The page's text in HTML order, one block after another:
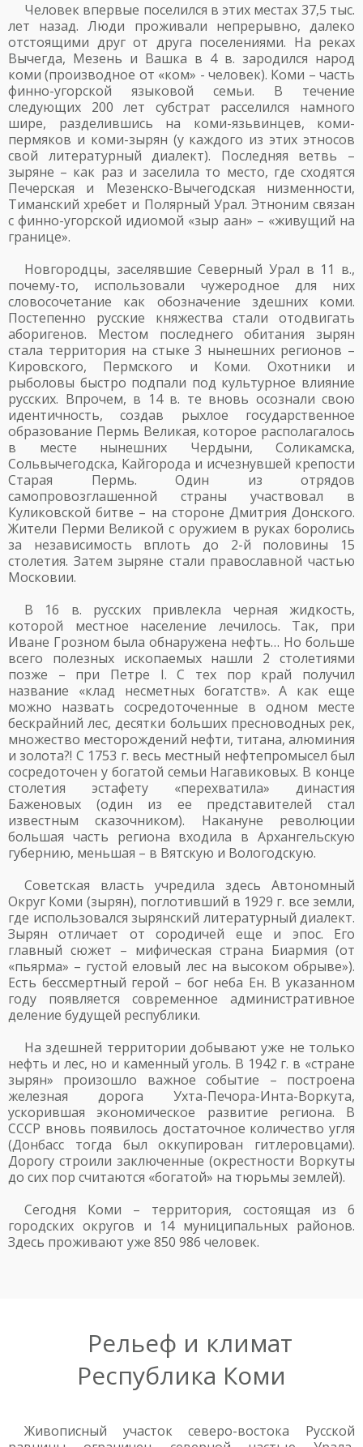
Человек впервые поселился в этих местах 37,5 тыс.
лет назад. Люди проживали непрерывно, далеко
отстоящими друг от друга поселениями. На реках
Вычегда, Мезень и Вашка в 4 в. зародился народ
коми (производное от «ком» - человек). Коми – часть
финно-угорской языковой семьи. В течение
следующих 200 лет субстрат расселился намного
шире, разделившись на коми-язьвинцев, коми-
пермяков и коми-зырян (у каждого из этих этносов
свой литературный диалект). Последняя ветвь –
зыряне – как раз и заселила то место, где сходятся
Печерская и Мезенско-Вычегодская низменности,
Тиманский хребет и Полярный Урал. Этноним связан
с финно-угорской идиомой «зыр аан» – «живущий на
границе».
Новгородцы, заселявшие Северный Урал в 11 в.,
почему-то, использовали чужеродное для них
словосочетание как обозначение здешних коми.
Постепенно русские княжества стали отодвигать
аборигенов. Местом последнего обитания зырян
стала территория на стыке 3 нынешних регионов –
Кировского, Пермского и Коми. Охотники и
рыболовы быстро подпали под культурное влияние
русских. Впрочем, в 14 в. те вновь осознали свою
идентичность, создав рыхлое государственное
образование Пермь Великая, которое располагалось
в месте нынешних Чердыни, Соликамска,
Сольвычегодска, Кайгорода и исчезнувшей крепости
Старая Пермь. Один из отрядов
самопровозглашенной страны участвовал в
Куликовской битве – на стороне Дмитрия Донского.
Жители Перми Великой с оружием в руках боролись
за независимость вплоть до 2-й половины 15
столетия. Затем зыряне стали православной частью
Московии.
В 16 в. русских привлекла черная жидкость,
которой местное население лечилось. Так, при
Иване Грозном была обнаружена нефть… Но больше
всего полезных ископаемых нашли 2 столетиями
позже – при Петре I. С тех пор край получил
название «клад несметных богатств». А как еще
можно назвать сосредоточенные в одном месте
бескрайний лес, десятки больших пресноводных рек,
множество месторождений нефти, титана, алюминия
и золота?! С 1753 г. весь местный нефтепромысел был
сосредоточен у богатой семьи Нагавиковых. В конце
столетия эстафету «перехватила» династия
Баженовых (один из ее представителей стал
известным сказочником). Накануне революции
большая часть региона входила в Архангельскую
губернию, меньшая – в Вятскую и Вологодскую.
Советская власть учредила здесь Автономный
Округ Коми (зырян), поглотивший в 1929 г. все земли,
где использовался зырянский литературный диалект.
Зырян отличает от сородичей еще и эпос. Его
главный сюжет – мифическая страна Биармия (от
«пьярма» – густой еловый лес на высоком обрыве»).
Есть бессмертный герой – бог неба Ен. В указанном
году появляется современное административное
деление будущей республики.
На здешней территории добывают уже не только
нефть и лес, но и каменный уголь. В 1942 г. в «стране
зырян» произошло важное событие – построена
железная дорога Ухта-Печора-Инта-Воркута,
ускорившая экономическое развитие региона. В
СССР вновь появилось достаточное количество угля
(Донбасс тогда был оккупирован гитлеровцами).
Дорогу строили заключенные (окрестности Воркуты
до сих пор считаются «богатой» на тюрьмы землей).
Сегодня Коми – территория, состоящая из 6
городских округов и 14 муниципальных районов.
Здесь проживают уже 850 986 человек.
Рельеф и климат
Республика Коми
Живописный участок северо-востока Русской